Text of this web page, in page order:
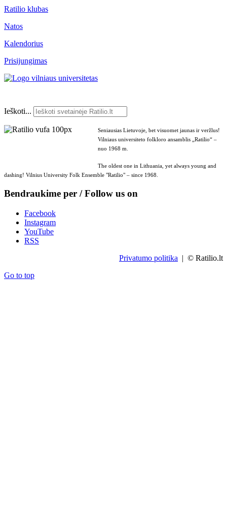
Ratilio klubas
Natos
Kalendorius
Prisijungimas
Ieškoti...
Seniausias Lietuvoje, bet visuomet jaunas ir veržlus!
Vilniaus universiteto folkloro ansamblis „Ratilio“ –
nuo 1968 m.
The oldest one in Lithuania, yet always young and
dashing! Vilnius University Folk Ensemble "Ratilio" – since 1968.
Bendraukime per / Follow us on
Facebook
Instagram
YouTube
RSS
Privatumo politika | © Ratilio.lt
Go to top